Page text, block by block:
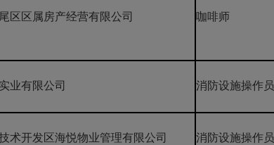
区区属房产经营有限公司 咖啡师
业有限公司 消防设施操作员
术开发区海悦物业管理有限公司 消防设施操作员